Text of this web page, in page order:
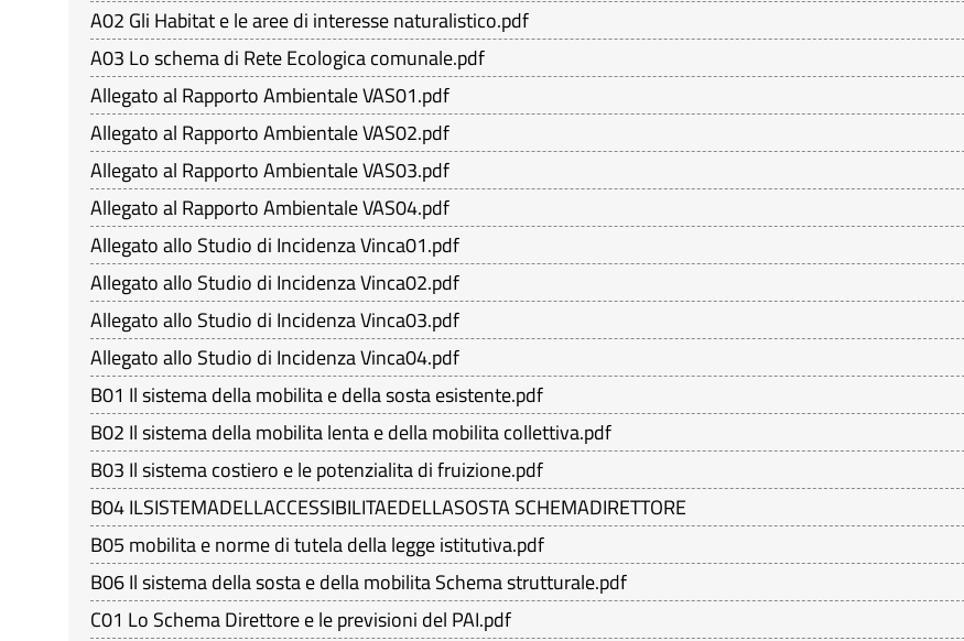
A02 Gli Habitat e le aree di interesse naturalistico.pdf
A03 Lo schema di Rete Ecologica comunale.pdf
Allegato al Rapporto Ambientale VAS01.pdf
Allegato al Rapporto Ambientale VAS02.pdf
Allegato al Rapporto Ambientale VAS03.pdf
Allegato al Rapporto Ambientale VAS04.pdf
Allegato allo Studio di Incidenza Vinca01.pdf
Allegato allo Studio di Incidenza Vinca02.pdf
Allegato allo Studio di Incidenza Vinca03.pdf
Allegato allo Studio di Incidenza Vinca04.pdf
B01 Il sistema della mobilita e della sosta esistente.pdf
B02 Il sistema della mobilita lenta e della mobilita collettiva.pdf
B03 Il sistema costiero e le potenzialita di fruizione.pdf
B04 ILSISTEMADELLACCESSIBILITAEDELLASOSTA SCHEMADIRETTORE
B05 mobilita e norme di tutela della legge istitutiva.pdf
B06 Il sistema della sosta e della mobilita Schema strutturale.pdf
C01 Lo Schema Direttore e le previsioni del PAI.pdf